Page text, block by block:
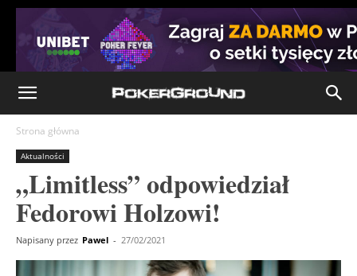
Strona główna
Aktualności
„Limitless” odpowiedział
Fedorowi Holzowi!
Napisany przez Pawel - 27/02/2021